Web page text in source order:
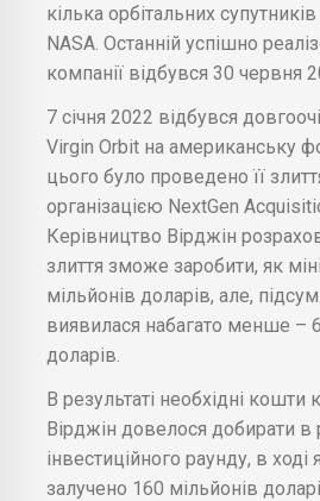
кілька орбітальних
NASA. Останній успішно
компанії відбувся 30 червня
7 січня 2022 відбувся
Virgin Orbit на американську
цього було проведено її
організацією NextGen
Керівництво Вірджін
злиття зможе заробити, як
мільйонів доларів, але,
виявилася набагато менше –
доларів.
В результаті необхідні кошти
Вірджін довелося добирати в
інвестиційного раунду, в ході
залучено 160 мільйонів